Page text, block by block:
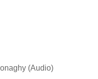
(Audio)